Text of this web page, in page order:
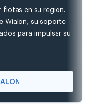
flotas en su región.
Wialon, su soporte
para impulsar su